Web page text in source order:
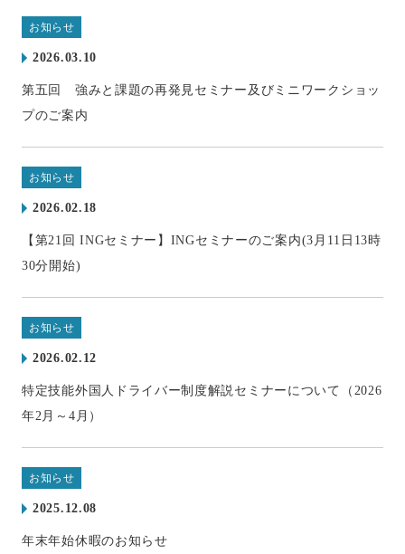
お知らせ
2026.03.10
第五回 強みと課題の再発見セミナー及びミニワークショッ
プのご案内
お知らせ
2026.02.18
【第21回 INGセミナー】INGセミナーのご案内(3月11日13時
30分開始)
お知らせ
2026.02.12
特定技能外国人ドライバー制度解説セミナーについて（2026
年2月～4月）
お知らせ
2025.12.08
年末年始休暇のお知らせ